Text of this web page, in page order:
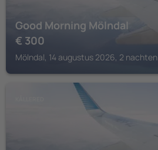
Good Morning Mölndal
€ 300
Mölndal, 14 augustus 2026, 2 nachten